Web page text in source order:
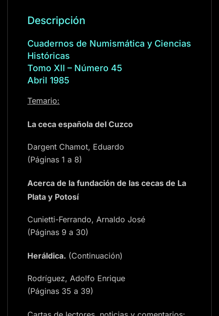
Descripción
Cuadernos de Numismática y Ciencias
Históricas
Tomo XII – Número 45
Abril 1985
Temario:
La ceca española del Cuzco
Dargent Chamot, Eduardo
(Páginas 1 a 8)
Acerca de la fundación de las cecas de La
Plata y Potosí
Cunietti-Ferrando, Arnaldo José
(Páginas 9 a 30)
Heráldica. (Continuación)
Rodríguez, Adolfo Enrique
(Páginas 35 a 39)